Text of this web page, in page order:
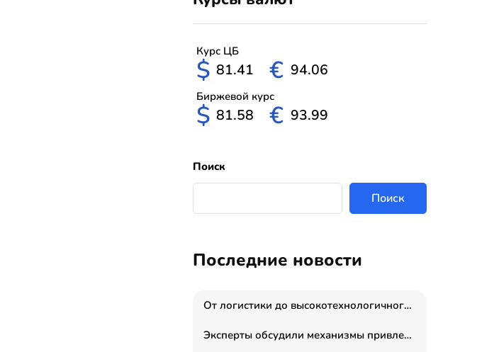
Курс ЦБ
$ 81.41 € 94.06
Биржевой курс
$ 81.58 € 93.99
Поиск
Поиск
Последние новости
От логистики до высокотехнологичного производства: как основатель “гагаринга” выстраивает экосистему безопасности и гражданских БПЛА
Эксперты обсудили механизмы привлечения молодых специалистов в промышленные города